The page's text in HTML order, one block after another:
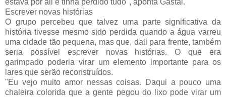
estava por ali e tinha perdido tudo", aponta Gastal.
Escrever novas histórias
O grupo percebeu que talvez uma parte significativa da
história tivesse mesmo sido perdida quando a água varreu
uma cidade tão pequena, mas que, dali para frente, também
seria possível escrever novas histórias. O que era
garimpado poderia virar um elemento importante para os
lares que serão reconstruídos.
"Eu vejo muito amor nessas coisas. Daqui a pouco uma
chaleira colorida que a gente pegou do lixo pode virar um